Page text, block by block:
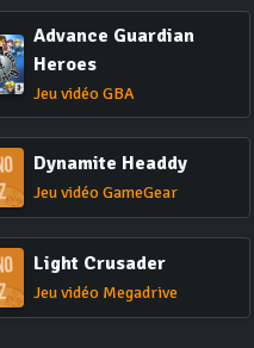
Advance Guardian
Heroes
Jeu vidéo GBA
Dynamite Headdy
Jeu vidéo GameGear
Light Crusader
Jeu vidéo Megadrive